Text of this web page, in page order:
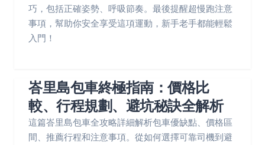
巧，包括正確姿勢、呼吸節奏。最後提醒超慢跑注意
事項，幫助你安全享受這項運動，新手老手都能輕鬆
入門！
峇里島包車終極指南：價格比
較、行程規劃、避坑秘訣全解析
這篇峇里島包車全攻略詳細解析包車優缺點、價格區
間、推薦行程和注意事項。從如何選擇可靠司機到避